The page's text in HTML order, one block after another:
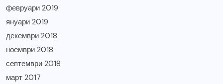
февруари 2019
януари 2019
декември 2018
ноември 2018
септември 2018
март 2017